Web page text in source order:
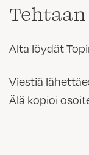
Alta löydät
Viestiä
Älä kopioi